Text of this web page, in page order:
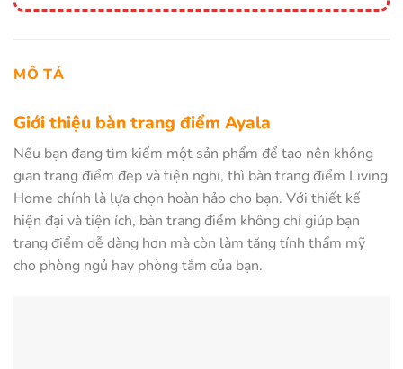
MÔ TẢ
Giới thiệu bàn trang điểm Ayala
Nếu bạn đang tìm kiếm một sản phẩm để tạo nên không
gian trang điểm đẹp và tiện nghi, thì bàn trang điểm Living
Home chính là lựa chọn hoàn hảo cho bạn. Với thiết kế
hiện đại và tiện ích, bàn trang điểm không chỉ giúp bạn
trang điểm dễ dàng hơn mà còn làm tăng tính thẩm mỹ
cho phòng ngủ hay phòng tắm của bạn.